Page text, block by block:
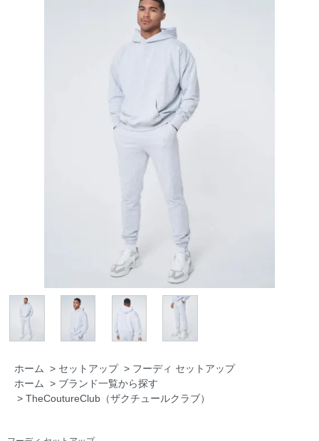
ホーム > セットアップ > フーディ セットアップ
ホーム
> ブランド一覧から探す
> TheCoutureClub（ザクチュールクラブ）